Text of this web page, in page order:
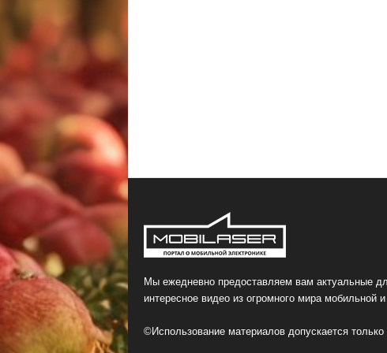
Мы ежедневно предоставляем вам актуальные
интересное видео из огромного мира мобильной
©Использование материалов допускается